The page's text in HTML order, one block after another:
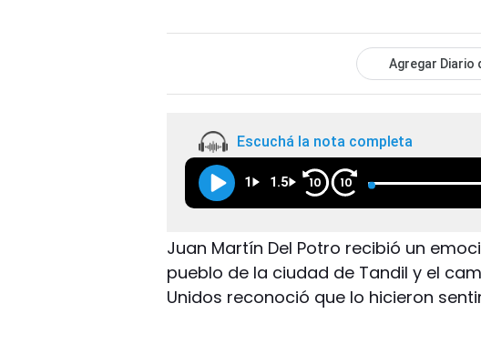
Agregar Diario
Escuchá la nota completa
1 1.5 10 10
Juan Martín Del Potro recibió un
pueblo de la ciudad de Tandil y el
Unidos reconoció que lo hicieron